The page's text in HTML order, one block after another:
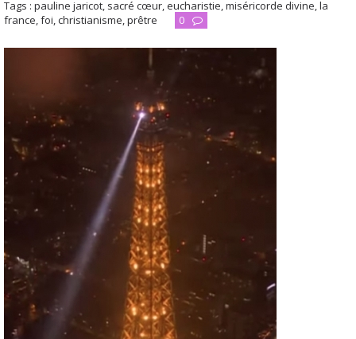
Tags : pauline jaricot, sacré cœur,eucharistie,miséricorde divine,la
france,foi,christianisme,prêtre 0